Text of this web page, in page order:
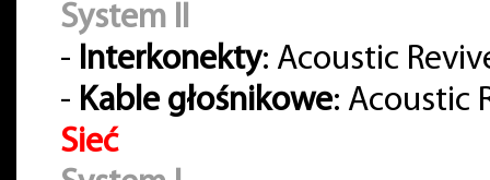
System II
- Interkonekty: Acoustic
- Kable głośnikowe: Acoustic
Sieć